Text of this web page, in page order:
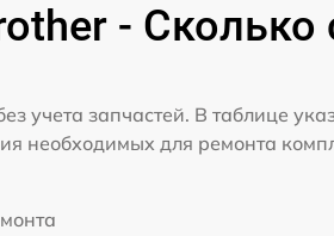
- Сколько
учета запчастей. В таблице
необходимых для ремонта